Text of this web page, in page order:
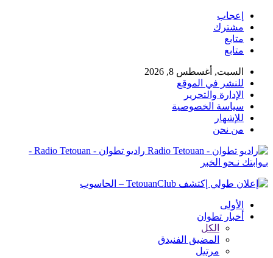
إعجاب
مشترك
متابع
متابع
السبت, أغسطس 8, 2026
للنشر في الموقع
الإدارة والتحرير
سياسة الخصوصية
للإشهار
من نحن
راديو تطوان - Radio Tetouan -
بـوابتك نـحو الخبر
الأولى
أخبار تطوان
الكل
المضيق الفنيدق
مرتيل